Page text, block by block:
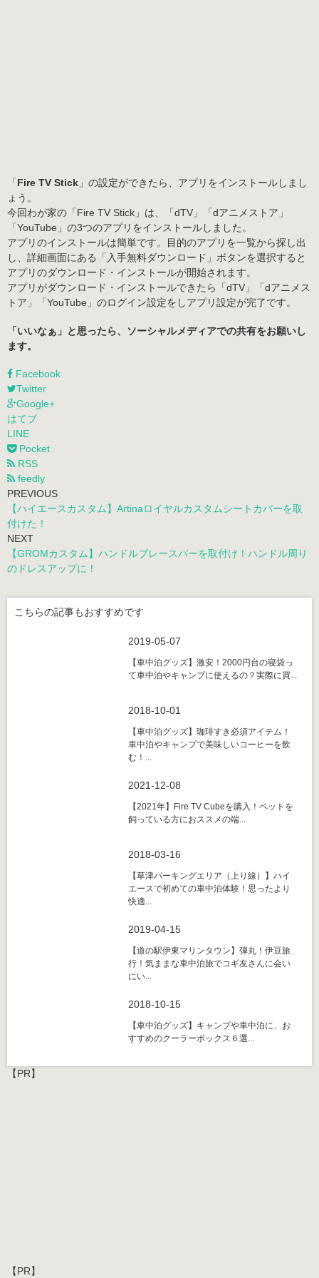
「 Fire TV Stick 」の設定ができたら、アプリをインストールしまし
ょう。
今回わが家の「Fire TV Stick」は、「dTV」「dアニメストア」
「YouTube」の3つのアプリをインストールしました。
アプリのインストールは簡単です。目的のアプリを一覧から探し出
し、詳細画面にある「入手無料ダウンロード」ボタンを選択すると
アプリのダウンロード・インストールが開始されます。
アプリがダウンロード・インストールできたら「dTV」「dアニメス
トア」「YouTube」のログイン設定をしアプリ設定が完了です。
「いいなぁ」と思ったら、ソーシャルメディアでの共有をお願いし
ます。
Facebook
Twitter
Google+
はてブ
LINE
Pocket
RSS
feedly
PREVIOUS
【ハイエースカスタム】Artinaロイヤルカスタムシートカバーを取
付けた！
NEXT
【GROMカスタム】ハンドルブレースバーを取付け！ハンドル周り
のドレスアップに！
こちらの記事もおすすめです
2019-05-07
【車中泊グッズ】激安！2000円台の寝袋っ
て車中泊やキャンプに使えるの？実際に買...
2018-10-01
【車中泊グッズ】珈琲すき必須アイテム！
車中泊やキャンプで美味しいコーヒーを飲
む！...
2021-12-08
【2021年】Fire TV Cubeを購入！ペットを
飼っている方におススメの端...
2018-03-16
【草津パーキングエリア（上り線）】ハイ
エースで初めての車中泊体験！思ったより
快適...
2019-04-15
【道の駅伊東マリンタウン】弾丸！伊豆旅
行！気ままな車中泊旅でコギ友さんに会い
にい...
2018-10-15
【車中泊グッズ】キャンプや車中泊に、お
すすめのクーラーボックス６選...
【PR】
【PR】